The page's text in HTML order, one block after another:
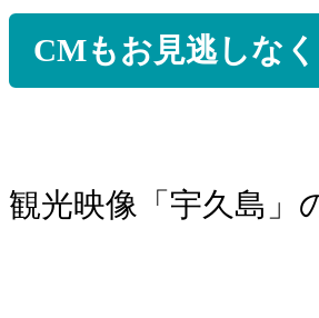
CMもお見逃しなく
観光映像「宇久島」